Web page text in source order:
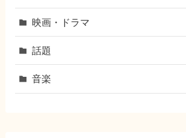
映画・ドラマ
話題
音楽